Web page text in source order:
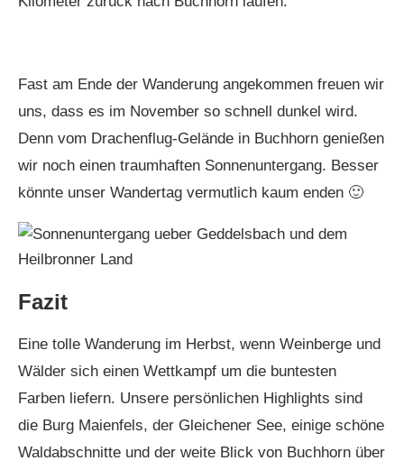
Fast am Ende der Wanderung angekommen freuen wir
uns, dass es im November so schnell dunkel wird.
Denn vom Drachenflug-Gelände in Buchhorn genießen
wir noch einen traumhaften Sonnenuntergang. Besser
könnte unser Wandertag vermutlich kaum enden 🙂
Fazit
Eine tolle Wanderung im Herbst, wenn Weinberge und
Wälder sich einen Wettkampf um die buntesten
Farben liefern. Unsere persönlichen Highlights sind
die Burg Maienfels, der Gleichener See, einige schöne
Waldabschnitte und der weite Blick von Buchhorn über